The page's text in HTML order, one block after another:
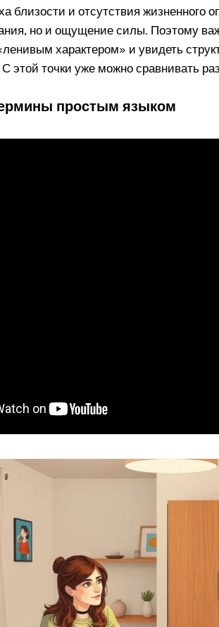
близости и отсутствия жизненного
но и ощущение силы. Поэтому
характером» и увидеть
С этой точки уже можно сравнивать
простым языком